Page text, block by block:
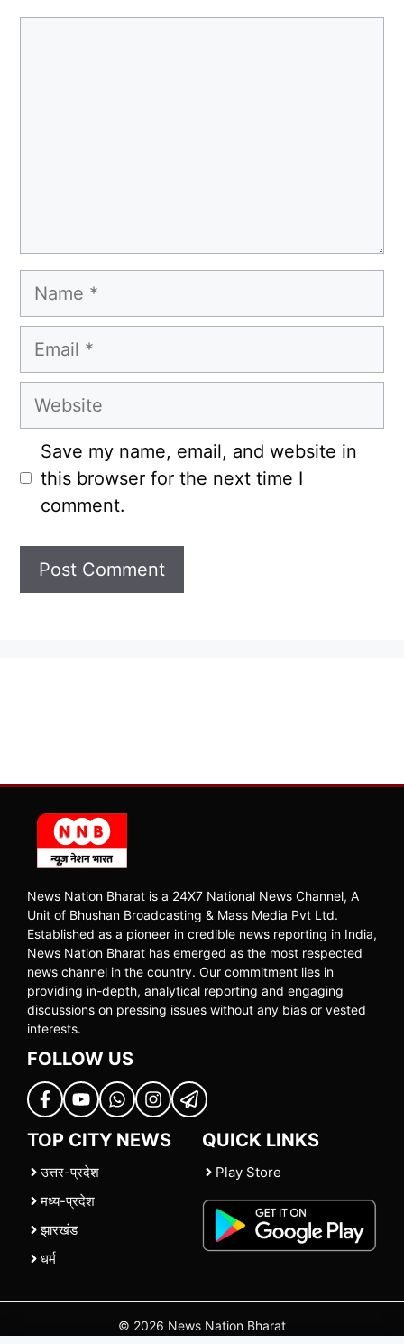
Name
Email
Website
Save my name, email, and website in
this browser for the next time I
comment.
News Nation Bharat is a 24X7 National News Channel, A
Unit of Bhushan Broadcasting & Mass Media Pvt Ltd.
Established as a pioneer in credible news reporting in India,
News Nation Bharat has emerged as the most respected
news channel in the country. Our commitment lies in
providing in-depth, analytical reporting and engaging
discussions on pressing issues without any bias or vested
interests.
FOLLOW US
TOP CITY NEWS
उत्तर-प्रदेश
मध्य-प्रदेश
झारखंड
धर्म
QUICK LINKS
Play Store
© 2026 News Nation Bharat